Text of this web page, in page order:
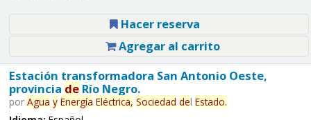
Hacer reserva
Agregar al carrito
Estación transformadora San Antonio Oeste,
provincia deRío Negro.
por Agua y Energía Eléctrica, Sociedad del Estado.